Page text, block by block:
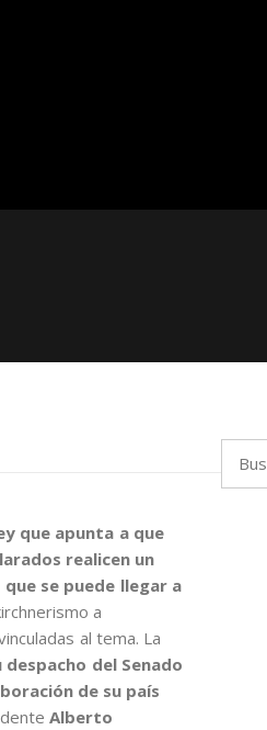
que apunta a que
realicen un
se puede llegar a
a
al tema. La
despacho del Senado
de su país
Alberto